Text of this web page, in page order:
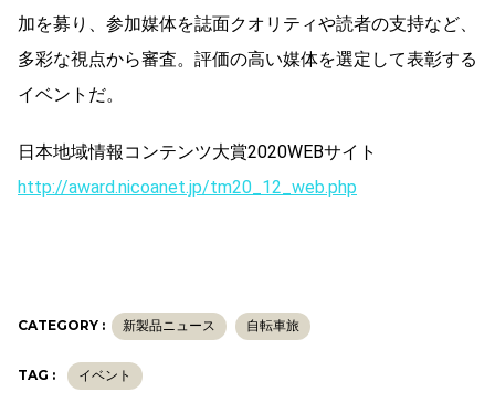
加を募り、参加媒体を誌面クオリティや読者の支持など、
多彩な視点から審査。評価の高い媒体を選定して表彰する
イベントだ。
日本地域情報コンテンツ大賞2020WEBサイト
http://award.nicoanet.jp/tm20_12_web.php
CATEGORY : 新製品ニュース 自転車旅
TAG : イベント